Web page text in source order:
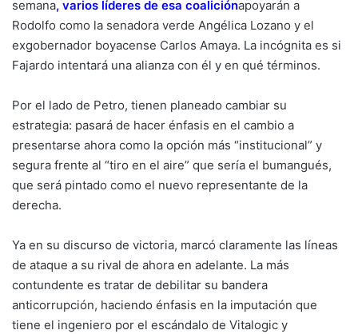
semana, varios líderes de esa coaliciónapoyarán a
Rodolfo como la senadora verde Angélica Lozano y el
exgobernador boyacense Carlos Amaya. La incógnita es si
Fajardo intentará una alianza con él y en qué términos.
Por el lado de Petro, tienen planeado cambiar su
estrategia: pasará de hacer énfasis en el cambio a
presentarse ahora como la opción más “institucional” y
segura frente al “tiro en el aire” que sería el bumangués,
que será pintado como el nuevo representante de la
derecha.
Ya en su discurso de victoria, marcó claramente las líneas
de ataque a su rival de ahora en adelante. La más
contundente es tratar de debilitar su bandera
anticorrupción, haciendo énfasis en la imputación que
tiene el ingeniero por el escándalo de Vitalogic y